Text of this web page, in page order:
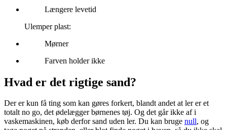
Længere levetid
Ulemper plast:
Mørner
Farven holder ikke
Hvad er det rigtige sand?
Der er kun få ting som kan gøres forkert, blandt andet at ler er et
totalt no go, det ødelægger børnenes tøj. Og det går ikke af i
vaskemaskinen, køb derfor sand uden ler. Du kan bruge null, og